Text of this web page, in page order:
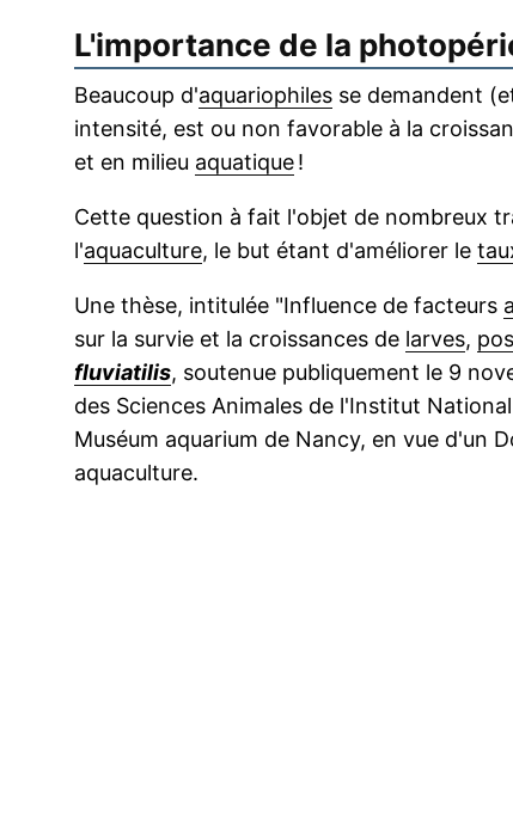
L'importance de la
Beaucoup d'aquariophiles se demandent
intensité, est ou non favorable à la
et en milieu aquatique!
Cette question à fait l'objet de nombreux
l'aquaculture, le but étant d'améliorer le
Une thèse, intitulée "Influence de facteurs
sur la survie et la croissances de larves,
fluviatilis, soutenue publiquement le 9
des Sciences Animales de l'Institut
Muséum aquarium de Nancy, en vue d'un
aquaculture.